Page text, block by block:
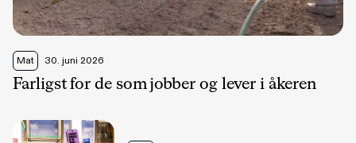
Mat 30. juni 2026
Farligst for de som jobber og lever i åkeren